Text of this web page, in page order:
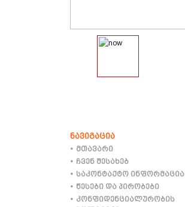
ნავიგაცია
მთავარი
ჩვენ შესახებ
საკონტაქტო ინფორმაცია
წესები და პირობები
კონფიდენციალურობის